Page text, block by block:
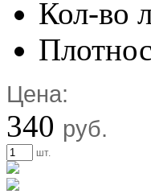
Кол-во
Цена:
340 руб.
шт.